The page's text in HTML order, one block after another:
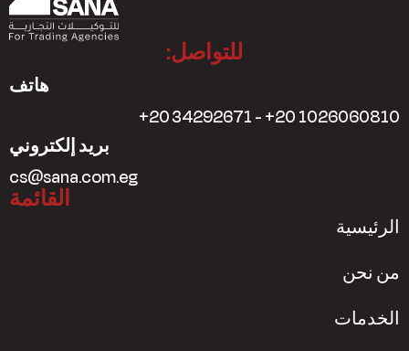
للتواصل:
هاتف
+20 34292671 - +20 1026060810
بريد إلكتروني
cs@sana.com.eg
القائمة
الرئيسية
من نحن
الخدمات